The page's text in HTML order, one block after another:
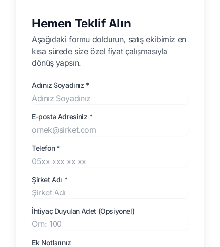
Hemen Teklif Alın
Aşağıdaki formu doldurun, satış ekibimiz en
kısa sürede size özel fiyat çalışmasıyla
dönüş yapsın.
Adınız Soyadınız *
E-posta Adresiniz *
Telefon *
Şirket Adı *
İhtiyaç Duyulan Adet (Opsiyonel)
Ek Notlarınız